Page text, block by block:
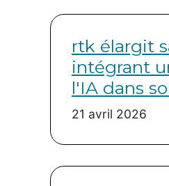
rtk élargit
intégrant
l'IA dans
21 avril 2026